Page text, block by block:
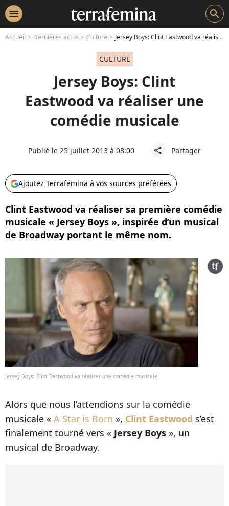
menu search
Accueil Dernières actus Culture Jersey Boys: Clint Eastwood va réaliser une comédie musicale
CULTURE
Jersey Boys: Clint
Eastwood va réaliser une
comédie musicale
Publié le 25 juillet 2013 à 08:00 share Partager
Ajoutez Terrafemina à vos sources préférées
Clint Eastwood va réaliser sa première comédie
musicale « Jersey Boys », inspirée d’un musical
de Broadway portant le même nom.
Jersey Boys: Clint Eastwood va réaliser une comédie musicale
Alors que nous l’attendions sur la comédie
musicale « A Star is Born », Clint Eastwood s’est
finalement tourné vers « Jersey Boys », un
musical de Broadway.